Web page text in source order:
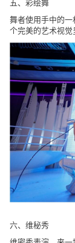
五、彩绘舞
舞者使用手中的
个完美的艺术视觉
六、维秘秀